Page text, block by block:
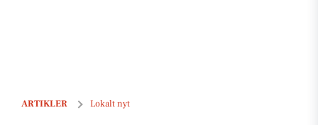
ARTIKLER Lokalt nyt
Viborg Kommune styrker trygheden for ældre og sårbare med nye